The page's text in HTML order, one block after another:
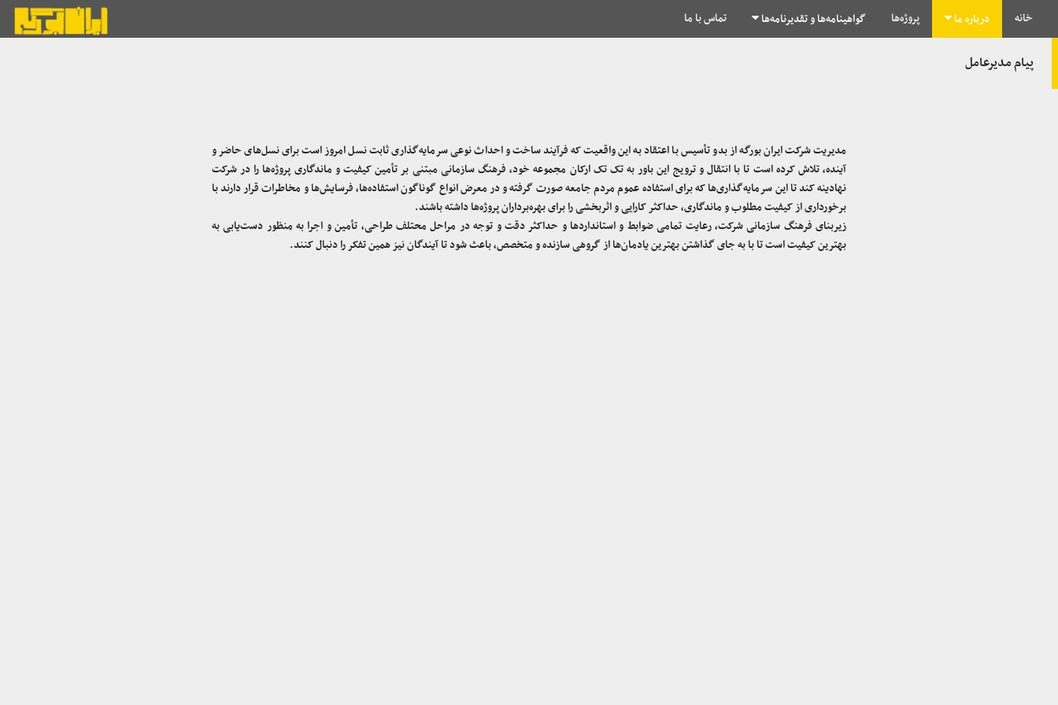
خانه درباره ما پروژه‌ها گواهینامه‌ها و تقدیرنامه‌ها تماس با ما
پیام مدیرعامل
مدیریت شرکت ایران بورگه از بدو تأسیس با اعتقاد به این واقعیت که فرآیند ساخت و احداث نوعی سرمایه‌گذاری ثابت نسل امروز است برای نسل‌های حاضر و
آینده، تلاش کرده است تا با انتقال و ترویج این باور به تک تک ارکان مجموعه خود، فرهنگ سازمانی مبتنی بر تأمین کیفیت و ماندگاری پروژه‌ها را در شرکت
نهادینه کند تا این سرمایه‌گذاری‌ها که برای استفاده عموم مردم جامعه صورت گرفته و در معرض انواع گوناگون استفاده‌ها، فرسایش‌ها و مخاطرات قرار دارند با
برخورداری از کیفیت مطلوب و ماندگاری، حداکثر کارایی و اثربخشی را برای بهره‌برداران پروژه‌ها داشته باشند.
زیربنای فرهنگ سازمانی شرکت، رعایت تمامی ضوابط و استانداردها و حداکثر دقت و توجه در مراحل محتلف طراحی، تأمین و اجرا به منظور دست‌یابی به
بهترین کیفیت است تا با به جای گذاشتن بهترین یادمان‌ها از گروهی سازنده و متخصص، باعث شود تا آیندگان نیز همین تفکر را دنبال کنند.